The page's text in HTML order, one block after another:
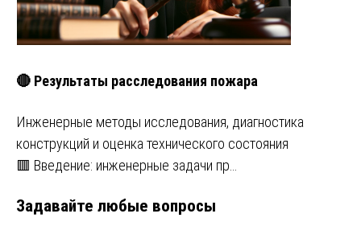
🔴 Результаты расследования пожара
Инженерные методы исследования, диагностика
конструкций и оценка технического состояния
🟥 Введение: инженерные задачи пр…
Задавайте любые вопросы